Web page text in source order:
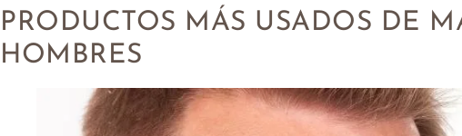
PRODUCTOS MÁS USADOS DE
HOMBRES